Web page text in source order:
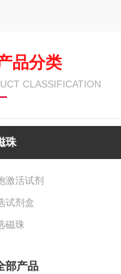
品分类
CLASSIFICATION
珠
激活试剂
试剂盒
磁珠
部产品